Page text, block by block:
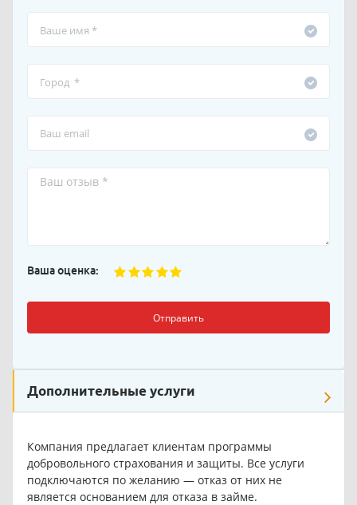
Ваша оценка:
Отправить
Дополнительные услуги
Компания предлагает клиентам программы
добровольного страхования и защиты. Все услуги
подключаются по желанию — отказ от них не
является основанием для отказа в займе.